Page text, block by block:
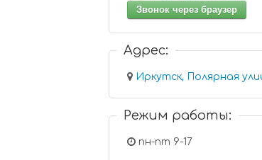
Звонок через браузер
Адрес:
Иркутск, Полярная
Режим работы:
пн-пт 9-17